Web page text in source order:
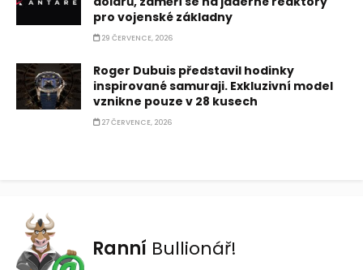
pro vojenské základny
29 ČERVENCE, 2026
Roger Dubuis představil hodinky
inspirované samuraji. Exkluzivní model
vznikne pouze v 28 kusech
27 ČERVENCE, 2026
Ranní Bullionář!